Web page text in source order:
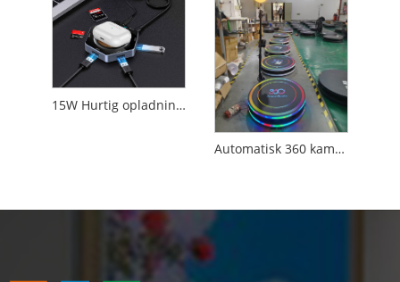
15W Hurtig opladning 7 In1 USB Hub Dock Wireless Oplader
Automatisk 360 kamerabokse